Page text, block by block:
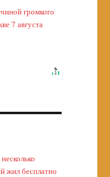
громкого
7 августа
жил бесплатно